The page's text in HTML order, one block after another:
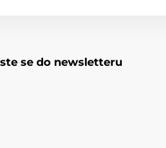
se do newsletteru